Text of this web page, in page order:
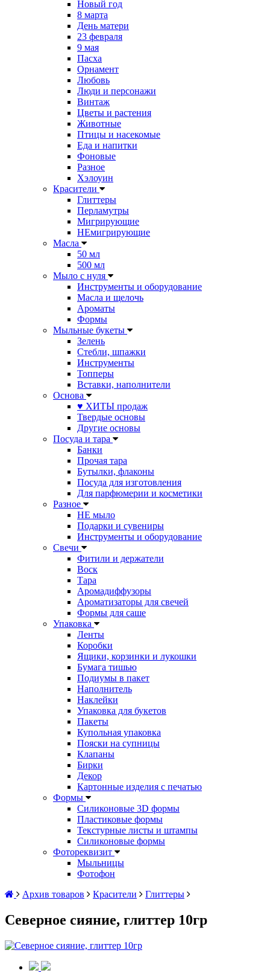
Новый год
8 марта
День матери
23 февраля
9 мая
Пасха
Орнамент
Любовь
Люди и персонажи
Винтаж
Цветы и растения
Животные
Птицы и насекомые
Еда и напитки
Фоновые
Разное
Хэлоуин
Красители
Глиттеры
Перламутры
Мигрирующие
НЕмигрирующие
Масла
50 мл
500 мл
Мыло с нуля
Инструменты и оборудование
Масла и щелочь
Ароматы
Формы
Мыльные букеты
Зелень
Стебли, шпажки
Инструменты
Топперы
Вставки, наполнители
Основа
♥ ХИТЫ продаж
Твердые основы
Другие основы
Посуда и тара
Банки
Прочая тара
Бутылки, флаконы
Посуда для изготовления
Для парфюмерии и косметики
Разное
НЕ мыло
Подарки и сувениры
Инструменты и оборудование
Свечи
Фитили и держатели
Воск
Тара
Аромадиффузоры
Ароматизаторы для свечей
Формы для саше
Упаковка
Ленты
Коробки
Ящики, корзинки и лукошки
Бумага тишью
Подиумы в пакет
Наполнитель
Наклейки
Упаковка для букетов
Пакеты
Купольная упаковка
Пояски на супницы
Клапаны
Бирки
Декор
Картонные изделия с печатью
Формы
Силиконовые 3D формы
Пластиковые формы
Текстурные листы и штампы
Силиконовые формы
Фотореквизит
Мыльницы
Фотофон
Архив товаров
Красители Глиттеры
Северное сияние, глиттер 10гр